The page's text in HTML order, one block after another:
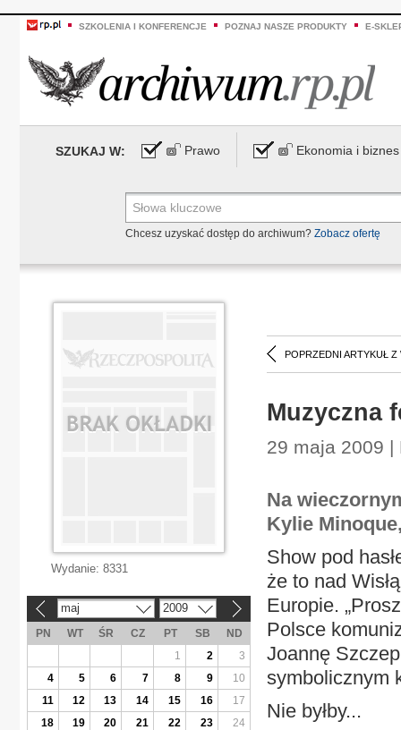
SZKOLENIA I KONFERENCJE POZNAJ NASZE PRODUKTY E-
SZUKAJ W: Prawo Ekonomia i biznes
Chcesz uzyskać dostęp do archiwum? Zobacz ofertę
POPRZEDNI ARTYKUŁ Z
Muzyczna
29 maja 2009 |
Na
Kylie
Show pod
że to nad
Europie.
Polsce
Joannę
symbolicznym
Nie byłby...
Wydanie: 8331
maj 2009
PN WT ŚR CZ PT SB
ND
1
2
3
4
5 6 7 8 9
10
11
12 13 14 15 16
17
18
19 20 21 22 23
24